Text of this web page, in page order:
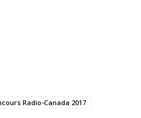
Radio-Canada 2017